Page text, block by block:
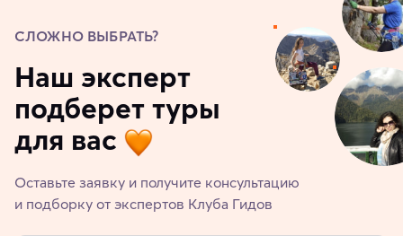
СЛОЖНО ВЫБРАТЬ?
Наш эксперт
подберет туры
для вас
Оставьте заявку и получите консультацию
и подборку от экспертов Клуба Гидов